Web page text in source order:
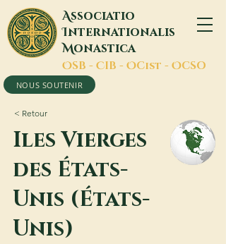
Associatio
Internationalis
Monastica
OSB - CIB - OCist - OCSO
NOUS SOUTENIR
< Retour
Iles Vierges
des États-
Unis (États-
Unis)